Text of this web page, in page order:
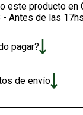
este producto en
- Antes de las 17hs
pagar?
de envío